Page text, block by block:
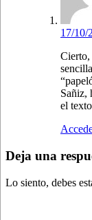
17/10/
Cierto,
Sañiz,
el
Deja una
Lo siento, debes